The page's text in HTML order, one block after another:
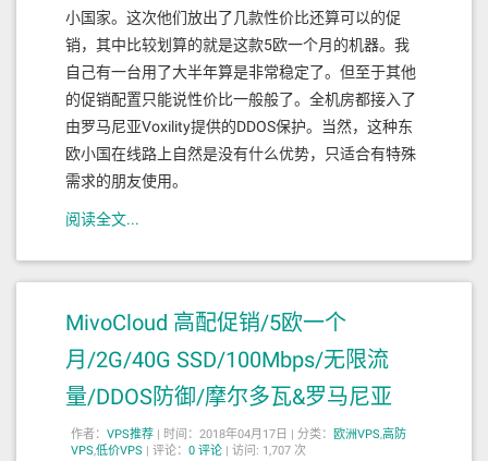
小国家。这次他们放出了几款性价比还算可以的促
销，其中比较划算的就是这款5欧一个月的机器。我
自己有一台用了大半年算是非常稳定了。但至于其他
的促销配置只能说性价比一般般了。全机房都接入了
由罗马尼亚Voxility提供的DDOS保护。当然，这种东
欧小国在线路上自然是没有什么优势，只适合有特殊
需求的朋友使用。
阅读全文...
MivoCloud 高配促销/5欧一个
月/2G/40G SSD/100Mbps/无限流
量/DDOS防御/摩尔多瓦&罗马尼亚
作者： VPS推荐 | 时间：2018年04月17日 | 分类： 欧洲VPS,高防
VPS,低价VPS | 评论： 0 评论 | 访问: 1,707 次